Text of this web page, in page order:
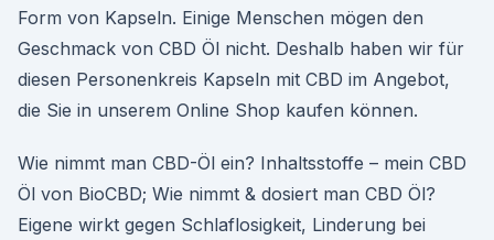
Form von Kapseln. Einige Menschen mögen den
Geschmack von CBD Öl nicht. Deshalb haben wir für
diesen Personenkreis Kapseln mit CBD im Angebot,
die Sie in unserem Online Shop kaufen können.
Wie nimmt man CBD-Öl ein? Inhaltsstoffe – mein CBD
Öl von BioCBD; Wie nimmt & dosiert man CBD Öl?
Eigene wirkt gegen Schlaflosigkeit, Linderung bei